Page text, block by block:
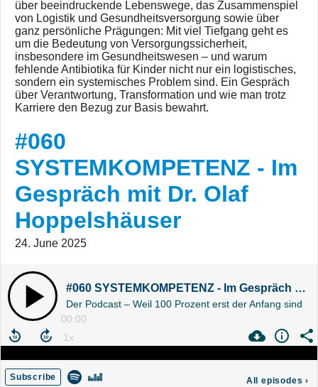
über beeindruckende Lebenswege, das Zusammenspiel
von Logistik und Gesundheitsversorgung sowie über
ganz persönliche Prägungen: Mit viel Tiefgang geht es
um die Bedeutung von Versorgungssicherheit,
insbesondere im Gesundheitswesen – und warum
fehlende Antibiotika für Kinder nicht nur ein logistisches,
sondern ein systemisches Problem sind. Ein Gespräch
über Verantwortung, Transformation und wie man trotz
Karriere den Bezug zur Basis bewahrt.
#060
SYSTEMKOMPETENZ - Im
Gespräch mit Dr. Olaf
Hoppelshäuser
24. June 2025
#060 SYSTEMKOMPETENZ - Im Gespräch mit Dr. Olaf Hoppelshäuser
Der Podcast – Weil 100 Prozent erst der Anfang sind
00:00
Subscribe All episodes ›